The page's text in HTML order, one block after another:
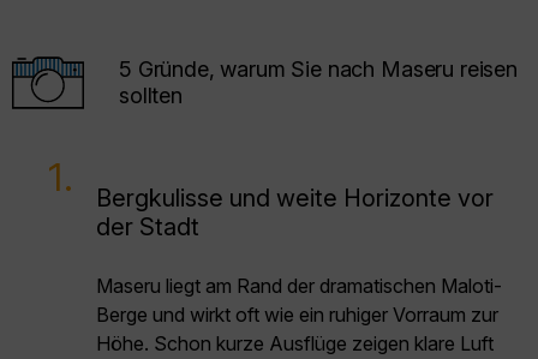
5 Gründe, warum Sie nach Maseru reisen
sollten
1.
Bergkulisse und weite Horizonte vor
der Stadt
Maseru liegt am Rand der dramatischen Maloti-
Berge und wirkt oft wie ein ruhiger Vorraum zur
Höhe. Schon kurze Ausflüge zeigen klare Luft